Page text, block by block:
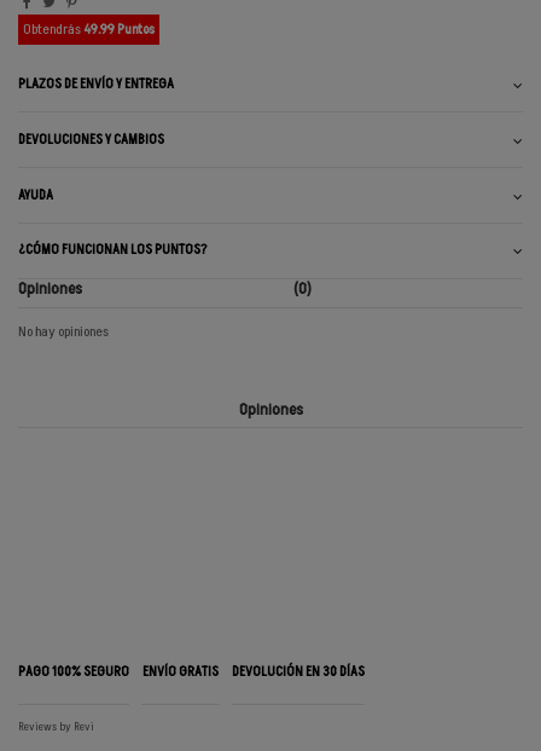
Obtendrás49.99 Puntos
PLAZOS DE ENVÍO Y ENTREGA
DEVOLUCIONES Y CAMBIOS
AYUDA
¿CÓMO FUNCIONAN LOS PUNTOS?
Opiniones (0)
No hay opiniones
Opiniones
PAGO 100% SEGURO ENVÍO GRATIS DEVOLUCIÓN EN 30 DÍAS
Reviews by Revi